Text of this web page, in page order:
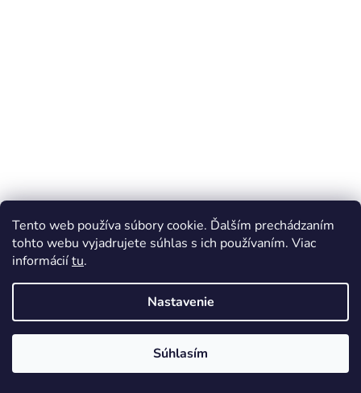
Tento web používa súbory cookie. Ďalším prechádzaním
tohto webu vyjadrujete súhlas s ich používaním. Viac
informáciítu.
Nastavenie
Súhlasím